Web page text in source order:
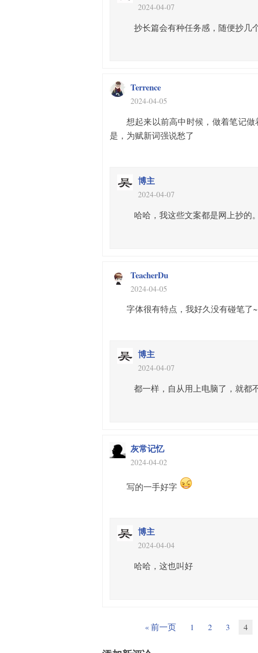
2024-04-07
抄长篇会有种任务感，随便抄几
Terrence
2024-04-05
想起来以前高中时候，做着笔记
是，为赋新词强说愁了
博主
2024-04-07
哈哈，我这些文案都是网上抄的
TeacherDu
2024-04-05
字体很有特点，我好久没有碰笔了~
博主
2024-04-07
都一样，自从用上电脑了，就都
灰常记忆
2024-04-02
写的一手好字
博主
2024-04-04
哈哈，这也叫好
« 前一页 1 2 3 4